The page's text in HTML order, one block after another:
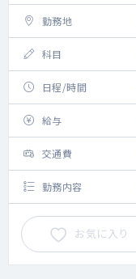
勤務地
科目
日程/時間
給与
交通費
勤務内容
お気に入り